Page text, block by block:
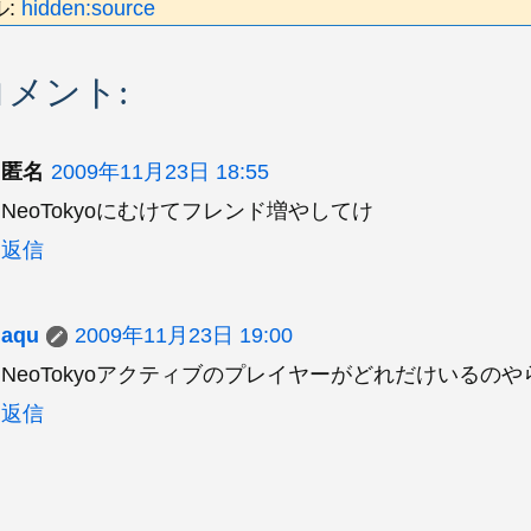
: hidden:source
メント:
匿名 2009年11月23日 18:55
NeoTokyoにむけてフレンド増やしてけ
返信
aqu
2009年11月23日 19:00
NeoTokyoアクティブのプレイヤーがどれだけいるのや
返信